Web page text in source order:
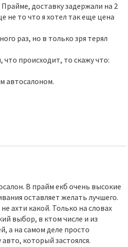
доставку задержали на 2
не то что я хотел так еще цена
раз, но в только зря терял
что происходит, то скажу что:
автосалоном.
В прайм екб очень высокие
оставляет желать лучшего.
ахти какой. Только на словах
выбор, в ктом числе и из
а на самом деле просто
который застоялся.